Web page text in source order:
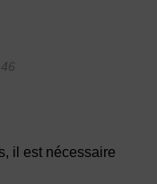
il est nécessaire